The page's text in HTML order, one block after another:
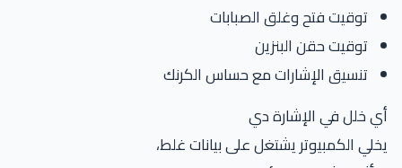
توقيت فتح وغلق الصبابات
توقيت حقن البنزين
تنسيق الإشارات مع حساس الكرنك
أي خلل في الإشارة دي
يخلي الكمبيوتر يشتغل على بيانات غلط،